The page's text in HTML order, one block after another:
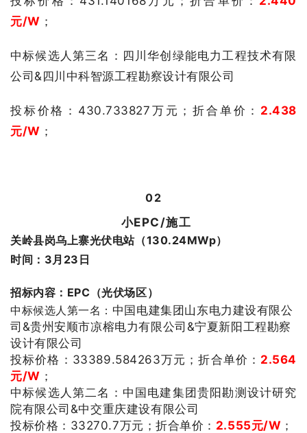
元/W ；
中标候选人第三名：四川华创绿能电力工程技术有限
公司&四川中科智源工程勘察设计有限公司
投标价格：430.733827 万元； 折合单价： 2.438
元/W ；
02
小EPC/施工
关岭县岗乌上寨光伏电站（130.24MWp）
时间：3月23日
招标内容：EPC（光伏场区）
中标候选人第一名： 中国电建集团山东电力建设有限公
司&贵州安顺市凉榕电力有限公司&宁夏新阳工程勘察
设计有限公司
投标价格： 33389.584263万元； 折合单价： 2.564
元/W ；
中标候选人第二名： 中国电建集团贵阳勘测设计研究
院有限公司&中交重庆建设有限公司
投标价格： 33270.7万元；折合单价： 2.555元/W ；